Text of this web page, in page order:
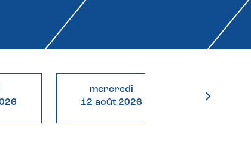
mercredi
12 août 2026
13 août